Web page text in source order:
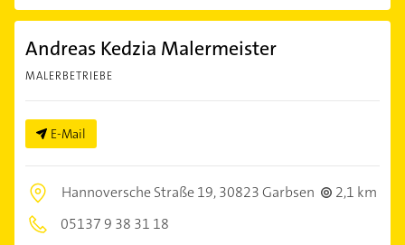
Andreas Kedzia Malermeister
MALERBETRIEBE
E-Mail
Hannoversche Straße 19,30823 Garbsen
2,1 km
05137 9 38 31 18